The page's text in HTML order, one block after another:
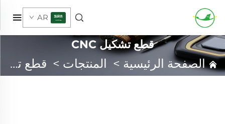
AR
قطع تشكيل CNC
الصفحة الرئيسية > المنتجات > قطع تشكيل CNC